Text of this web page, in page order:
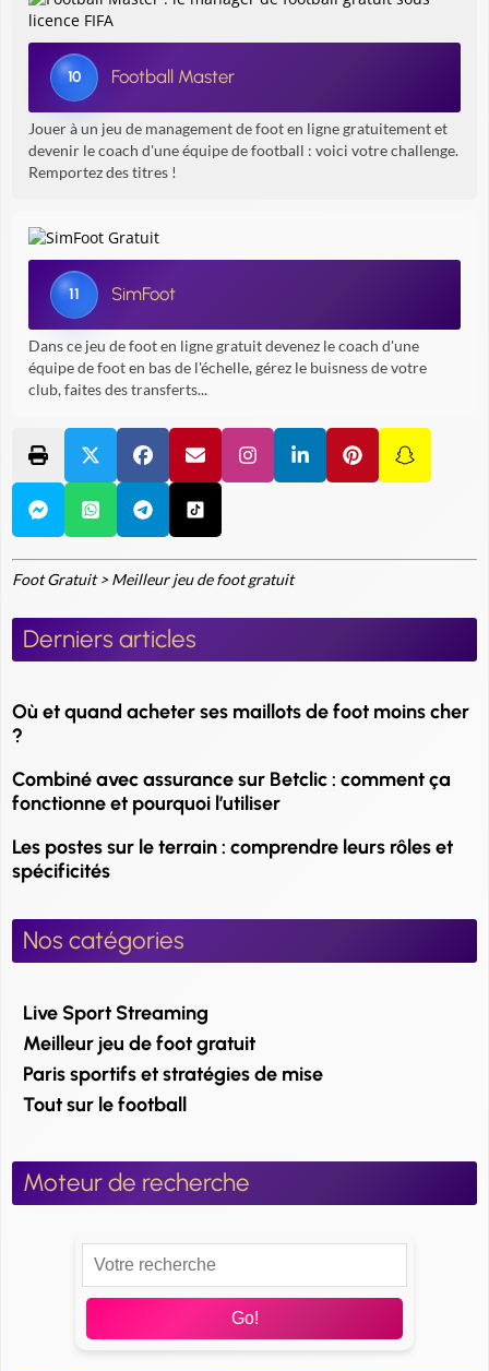
10 Football Master
Jouer à un jeu de management de foot en ligne gratuitement et
devenir le coach d'une équipe de football : voici votre challenge.
Remportez des titres !
11 SimFoot
Dans ce jeu de foot en ligne gratuit devenez le coach d'une
équipe de foot en bas de l'échelle, gérez le buisness de votre
club, faites des transferts...
Foot Gratuit >Meilleur jeu de foot gratuit
Derniers articles
Où et quand acheter ses maillots de foot moins cher
?
Combiné avec assurance sur Betclic : comment ça
fonctionne et pourquoi l’utiliser
Les postes sur le terrain : comprendre leurs rôles et
spécificités
Nos catégories
Live Sport Streaming
Meilleur jeu de foot gratuit
Paris sportifs et stratégies de mise
Tout sur le football
Moteur de recherche
Go!